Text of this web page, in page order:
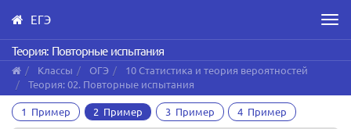
Skip
to
main
content
ЕГЭ
Теория: Повторные испытания
Классы ОГЭ
10 Статистика и теория вероятностей
Теория: 02. Повторные испытания
1 Пример 2 Пример 3 Пример 4 Пример